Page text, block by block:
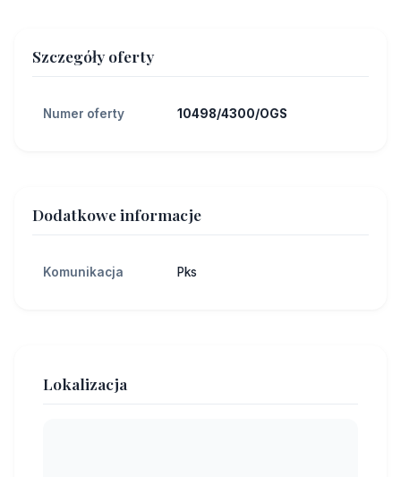
Szczegóły oferty
Numer oferty 10498/4300/OGS
Dodatkowe informacje
Komunikacja Pks
Lokalizacja